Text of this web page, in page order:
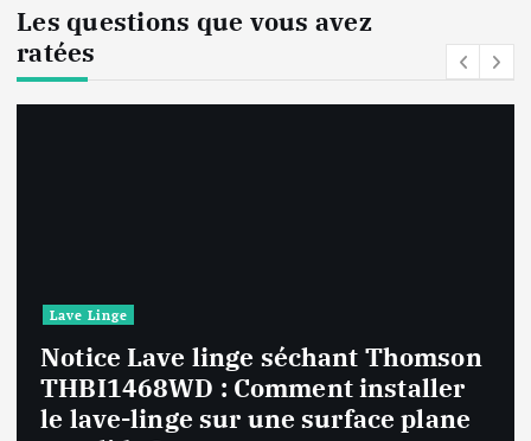
Les questions que vous avez
ratées
Lave Linge
Notice Lave linge F94841WH LG
F94841WH : Que faire si la machine